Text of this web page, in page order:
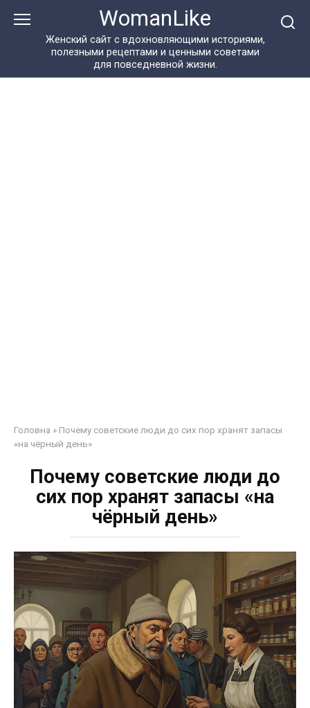
WomanLike
Женский сайт с вдохновляющими историями,
полезными рецептами и ценными советами
для повседневной жизни.
Головна » Почему советские люди до сих пор хранят запасы
«на чёрный день»
Почему советские люди до
сих пор хранят запасы «на
чёрный день»